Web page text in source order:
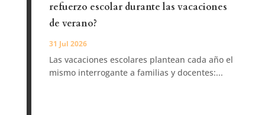
refuerzo escolar durante las vacaciones
de verano?
31 Jul 2026
Las vacaciones escolares plantean cada año el
mismo interrogante a familias y docentes:...